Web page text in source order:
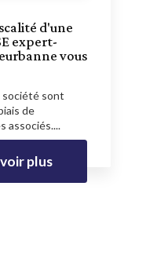
d'une
expert-
vous
société sont
de
associés....
plus